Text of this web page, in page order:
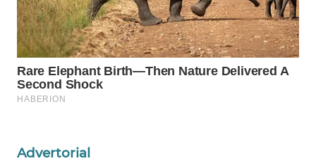
Advertorial
WN
PRIANGAN
TIMUR
WN
SEMARANG
SOLO